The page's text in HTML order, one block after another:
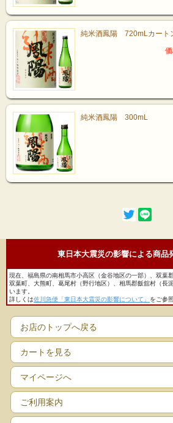
純米酒鳳陽 720mLカート
純米酒鳳陽 300mL
東日本大震災の影響による商品
現在、福島県の南相馬市小高区（金谷地区の一部）、双葉
双葉町、大熊町、葛尾村（野行地区）、相馬郡飯舘村（長
います。
詳しくは佐川急便「東日本大震災の影響について」 をご参
お店のトップへ戻る
カートを見る
マイページへ
ご利用案内